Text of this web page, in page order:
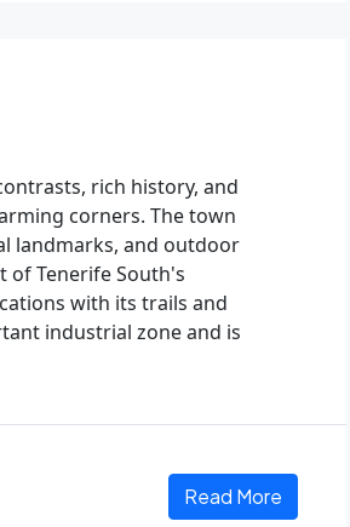
rich history, and
corners. The town
landmarks, and outdoor
of Tenerife South's
with its trails and
industrial zone and is
Read More